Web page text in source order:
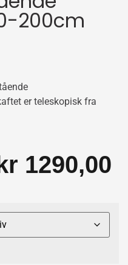
200cm
er teleskopisk fra
1290,00